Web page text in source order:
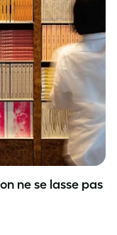
ne se lasse pas